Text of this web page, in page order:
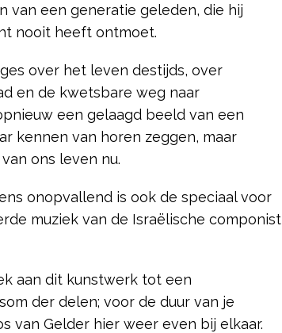
van een generatie geleden, die hij
nooit heeft ontmoet.
over het leven destijds, over
en de kwetsbare weg naar
een gelaagd beeld van een
kennen van horen zeggen, maar
ons leven nu.
onopvallend is ook de speciaal voor
muziek van de Israëlische componist
aan dit kunstwerk tot een
der delen; voor de duur van je
van Gelder hier weer even bij elkaar.